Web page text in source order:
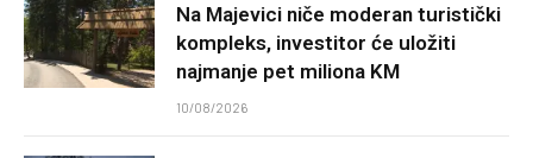
Na Majevici niče moderan turistički
kompleks, investitor će uložiti
najmanje pet miliona KM
10/08/2026